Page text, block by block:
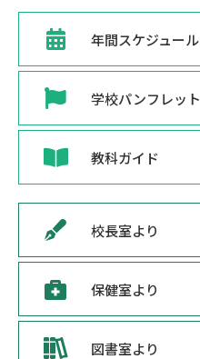
年間スケジュール
学校パンフレット
教科ガイド
校長室より
保健室より
図書室より